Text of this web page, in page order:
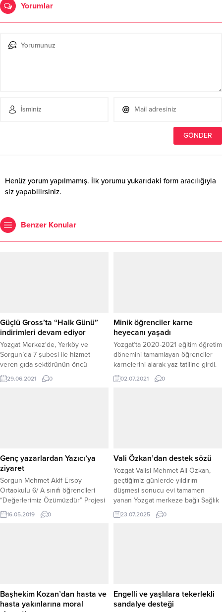
Yorumlar
Henüz yorum yapılmamış. İlk yorumu yukarıdaki form aracılığıyla
siz yapabilirsiniz.
Benzer Konular
Güçlü Gross’ta “Halk Günü”
indirimleri devam ediyor
Yozgat Merkez'de, Yerköy ve
Sorgun’da 7 şubesi ile hizmet
veren gıda sektörünün öncü
kuruluşlarından olan Güçlü
Gross’ta halk günü indirimleri
29.06.2021 0
Minik öğrenciler karne
heyecanı yaşadı
Yozgat’ta 2020-2021 eğitim öğretim
dönemini tamamlayan öğrenciler
karnelerini alarak yaz tatiline girdi.
02.07.2021 0
Genç yazarlardan Yazıcı’ya
ziyaret
Sorgun Mehmet Akif Ersoy
Ortaokulu 6/ A sınıfı öğrencileri
“Değerlerimiz Özümüzdür” Projesi
kapsamında ''Fark Yaratan Yıldızlar''
adlı kitabı İl Milli Eğitim Müdürü
16.05.2019 0
Vali Özkan’dan destek sözü
Yozgat Valisi Mehmet Ali Özkan,
geçtiğimiz günlerde yıldırım
düşmesi sonucu evi tamamen
yanan Yozgat merkeze bağlı Sağlık
Köyü sakinlerinden Mehmet
Sayhan’ı makamında misafir etti.
belirten...
23.07.2025 0
Başhekim Kozan’dan hasta ve
hasta yakınlarına moral
Engelli ve yaşlılara tekerlekli
sandalye desteği